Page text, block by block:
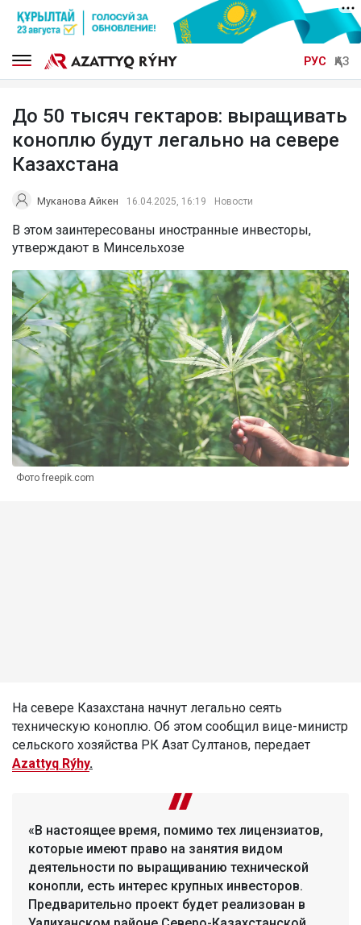
РУС ҚАЗ
До 50 тысяч гектаров: выращивать
коноплю будут легально на севере
Казахстана
Муканова Айкен 16.04.2025, 16:19 Новости
В этом заинтересованы иностранные инвесторы,
утверждают в Минсельхозе
Фото freepik.com
На севере Казахстана начнут легально сеять
техническую коноплю. Об этом сообщил вице-министр
сельского хозяйства РК Азат Султанов, передает
Azattyq Rýhy.
«В настоящее время, помимо тех лицензиатов,
которые имеют право на занятия видом
деятельности по выращиванию технической
конопли, есть интерес крупных инвесторов.
Предварительно проект будет реализован в